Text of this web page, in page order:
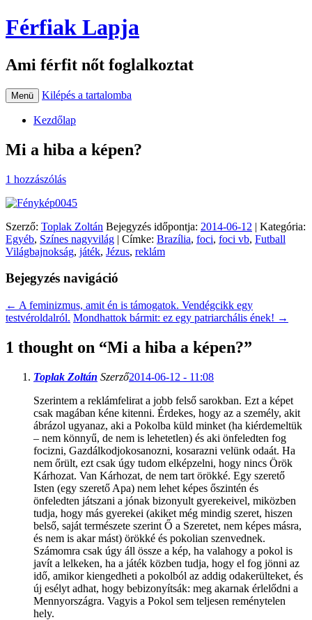
Férfiak Lapja
Ami férfit nőt foglalkoztat
Menü Kilépés a tartalomba
Kezdőlap
Mi a hiba a képen?
1 hozzászólás
Szerző: Toplak Zoltán Bejegyzés időpontja: 2014-06-12 | Kategória:
Egyéb, Színes nagyvilág | Címke: Brazília, foci, foci vb, Futball
Világbajnokság, játék, Jézus, reklám
Bejegyzés navigáció
← A feminizmus, amit én is támogatok. Vendégcikk egy
testvéroldalról. Mondhattok bármit: ez egy patriarchális ének! →
1 thought on “Mi a hiba a képen?”
Toplak Zoltán Szerző2014-06-12 - 11:08
Szerintem a reklámfelirat a jobb felső sarokban. Ezt a képet
csak magában kéne kitenni. Érdekes, hogy az a személy, akit
ábrázol ugyanaz, aki a Pokolba küld minket (ha kiérdemeltük
– nem könnyű, de nem is lehetetlen) és aki önfeledten fog
focizni, Gazdálkodjokosanozni, kosarazni velünk odaát. Ha
nem őrült, ezt csak úgy tudom elképzelni, hogy nincs Örök
Kárhozat. Van Kárhozat, de nem tart örökké. Egy szerető
Isten (egy szerető Apa) nem lehet képes őszintén és
önfeledten játszani a jónak bizonyult gyerekeivel, miközben
tudja, hogy más gyerekei (akiket még mindig szeret, hiszen
belső, saját természete szerint Ő a Szeretet, nem képes másra,
és nem is akar mást) örökké és pokolian szenvednek.
Számomra csak úgy áll össze a kép, ha valahogy a pokol is
javít a lelkeken, ha a játék közben tudja, hogy el fog jönni az
idő, amikor kiengedheti a pokolból az addig odakerülteket, és
új esélyt adhat, hogy bebizonyítsák: meg akarnak érlelődni a
Mennyországra. Vagyis a Pokol sem teljesen reménytelen
hely.